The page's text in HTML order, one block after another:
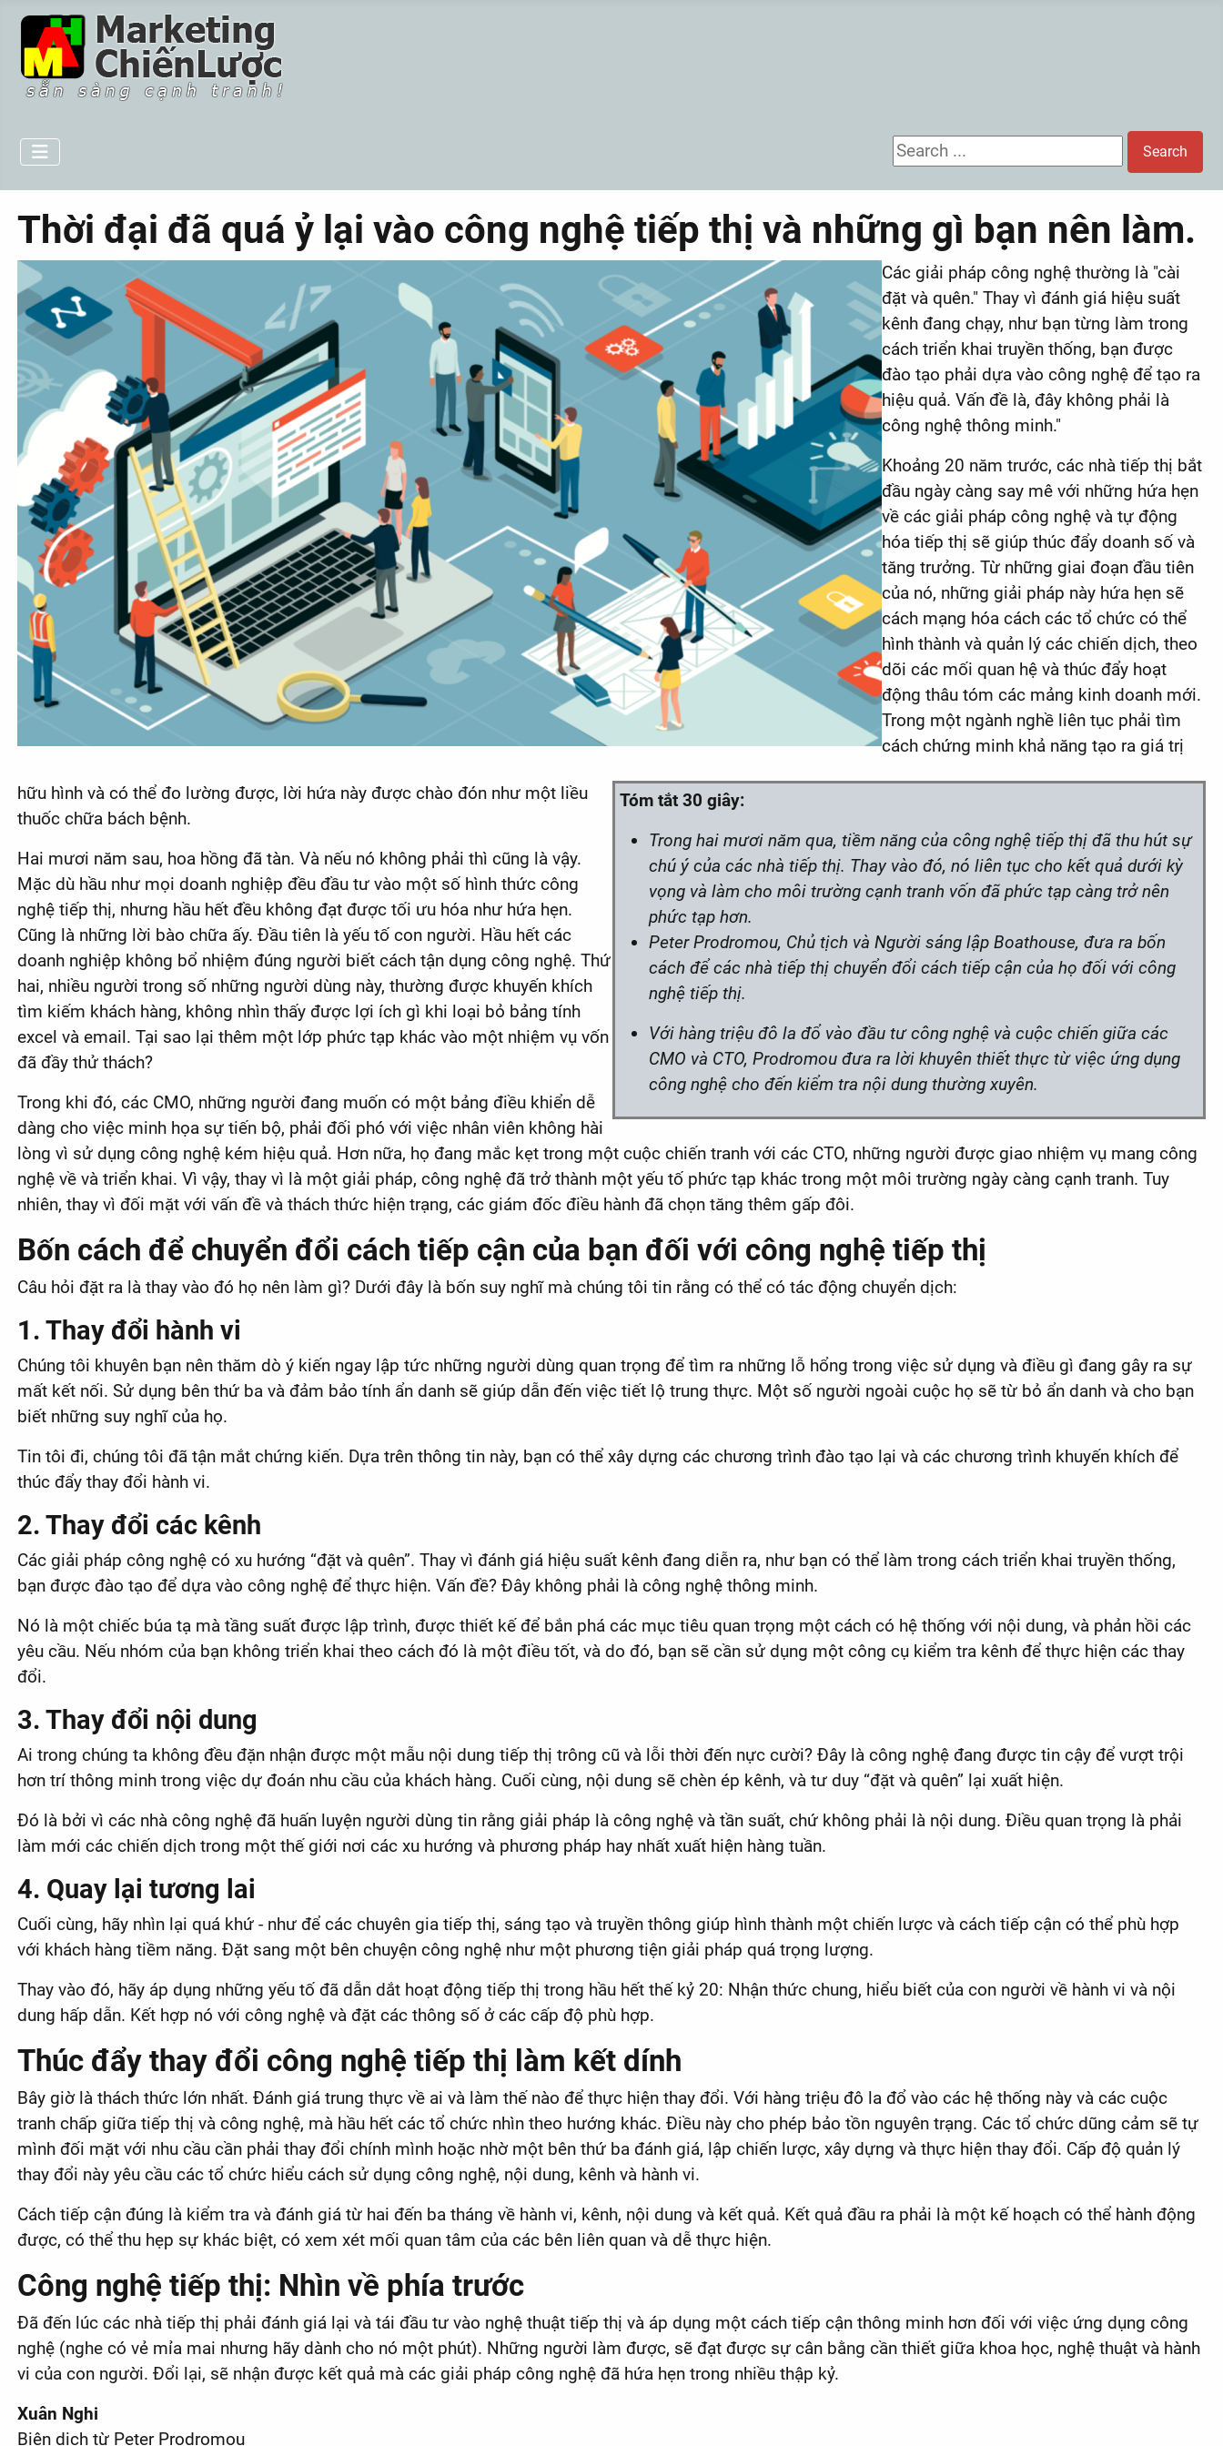
Search ... Search
Thời đại đã quá ỷ lại vào công nghệ tiếp thị và những gì bạn nên làm.
Các giải pháp công nghệ thường là "cài
đặt và quên." Thay vì đánh giá hiệu suất
kênh đang chạy, như bạn từng làm trong
cách triển khai truyền thống, bạn được
đào tạo phải dựa vào công nghệ để tạo ra
hiệu quả. Vấn đề là, đây không phải là
công nghệ thông minh."
Tóm tắt 30 giây:
Trong hai mươi năm qua, tiềm năng của công nghệ tiếp thị đã thu hút sự
chú ý của các nhà tiếp thị. Thay vào đó, nó liên tục cho kết quả dưới kỳ
vọng và làm cho môi trường cạnh tranh vốn đã phức tạp càng trở nên
phức tạp hơn.
Peter Prodromou, Chủ tịch và Người sáng lập Boathouse, đưa ra bốn
cách để các nhà tiếp thị chuyển đổi cách tiếp cận của họ đối với công
nghệ tiếp thị.
Với hàng triệu đô la đổ vào đầu tư công nghệ và cuộc chiến giữa các
CMO và CTO, Prodromou đưa ra lời khuyên thiết thực từ việc ứng dụng
công nghệ cho đến kiểm tra nội dung thường xuyên.
Khoảng 20 năm trước, các nhà tiếp thị bắt
đầu ngày càng say mê với những hứa hẹn
về các giải pháp công nghệ và tự động
hóa tiếp thị sẽ giúp thúc đẩy doanh số và
tăng trưởng. Từ những giai đoạn đầu tiên
của nó, những giải pháp này hứa hẹn sẽ
cách mạng hóa cách các tổ chức có thể
hình thành và quản lý các chiến dịch, theo
dõi các mối quan hệ và thúc đẩy hoạt
động thâu tóm các mảng kinh doanh mới.
Trong một ngành nghề liên tục phải tìm
cách chứng minh khả năng tạo ra giá trị
hữu hình và có thể đo lường được, lời hứa này được chào đón như một liều
thuốc chữa bách bệnh.
Hai mươi năm sau, hoa hồng đã tàn. Và nếu nó không phải thì cũng là vậy.
Mặc dù hầu như mọi doanh nghiệp đều đầu tư vào một số hình thức công
nghệ tiếp thị, nhưng hầu hết đều không đạt được tối ưu hóa như hứa hẹn.
Cũng là những lời bào chữa ấy. Đầu tiên là yếu tố con người. Hầu hết các
doanh nghiệp không bổ nhiệm đúng người biết cách tận dụng công nghệ. Thứ
hai, nhiều người trong số những người dùng này, thường được khuyến khích
tìm kiếm khách hàng, không nhìn thấy được lợi ích gì khi loại bỏ bảng tính
excel và email. Tại sao lại thêm một lớp phức tạp khác vào một nhiệm vụ vốn
đã đầy thử thách?
Trong khi đó, các CMO, những người đang muốn có một bảng điều khiển dễ
dàng cho việc minh họa sự tiến bộ, phải đối phó với việc nhân viên không hài
lòng vì sử dụng công nghệ kém hiệu quả. Hơn nữa, họ đang mắc kẹt trong một cuộc chiến tranh với các CTO, những người được giao nhiệm vụ mang công
nghệ về và triển khai. Vì vậy, thay vì là một giải pháp, công nghệ đã trở thành một yếu tố phức tạp khác trong một môi trường ngày càng cạnh tranh. Tuy
nhiên, thay vì đối mặt với vấn đề và thách thức hiện trạng, các giám đốc điều hành đã chọn tăng thêm gấp đôi.
Bốn cách để chuyển đổi cách tiếp cận của bạn đối với công nghệ tiếp thị
Câu hỏi đặt ra là thay vào đó họ nên làm gì? Dưới đây là bốn suy nghĩ mà chúng tôi tin rằng có thể có tác động chuyển dịch:
1. Thay đổi hành vi
Chúng tôi khuyên bạn nên thăm dò ý kiến ​​ngay lập tức những người dùng quan trọng để tìm ra những lỗ hổng trong việc sử dụng và điều gì đang gây ra sự
mất kết nối. Sử dụng bên thứ ba và đảm bảo tính ẩn danh sẽ giúp dẫn đến việc tiết lộ trung thực. Một số người ngoài cuộc họ sẽ từ bỏ ẩn danh và cho bạn
biết những suy nghĩ của họ.
Tin tôi đi, chúng tôi đã tận mắt chứng kiến. Dựa trên thông tin này, bạn có thể xây dựng các chương trình đào tạo lại và các chương trình khuyến khích để
thúc đẩy thay đổi hành vi.
2. Thay đổi các kênh
Các giải pháp công nghệ có xu hướng “đặt và quên”. Thay vì đánh giá hiệu suất kênh đang diễn ra, như bạn có thể làm trong cách triển khai truyền thống,
bạn được đào tạo để dựa vào công nghệ để thực hiện. Vấn đề? Đây không phải là công nghệ thông minh.
Nó là một chiếc búa tạ mà tầng suất được lập trình, được thiết kế để bắn phá các mục tiêu quan trọng một cách có hệ thống với nội dung, và phản hồi các
yêu cầu. Nếu nhóm của bạn không triển khai theo cách đó là một điều tốt, và do đó, bạn sẽ cần sử dụng một công cụ kiểm tra kênh để thực hiện các thay
đổi.
3. Thay đổi nội dung
Ai trong chúng ta không đều đặn nhận được một mẫu nội dung tiếp thị trông cũ và lỗi thời đến nực cười? Đây là công nghệ đang được tin cậy để vượt trội
hơn trí thông minh trong việc dự đoán nhu cầu của khách hàng. Cuối cùng, nội dung sẽ chèn ép kênh, và tư duy “đặt và quên” lại xuất hiện.
Đó là bởi vì các nhà công nghệ đã huấn luyện người dùng tin rằng giải pháp là công nghệ và tần suất, chứ không phải là nội dung. Điều quan trọng là phải
làm mới các chiến dịch trong một thế giới nơi các xu hướng và phương pháp hay nhất xuất hiện hàng tuần.
4. Quay lại tương lai
Cuối cùng, hãy nhìn lại quá khứ - như để các chuyên gia tiếp thị, sáng tạo và truyền thông giúp hình thành một chiến lược và cách tiếp cận có thể phù hợp
với khách hàng tiềm năng. Đặt sang một bên chuyện công nghệ như một phương tiện giải pháp quá trọng lượng.
Thay vào đó, hãy áp dụng những yếu tố đã dẫn dắt hoạt động tiếp thị trong hầu hết thế kỷ 20: Nhận thức chung, hiểu biết của con người về hành vi và nội
dung hấp dẫn. Kết hợp nó với công nghệ và đặt các thông số ở các cấp độ phù hợp.
Thúc đẩy thay đổi công nghệ tiếp thị làm kết dính
Bây giờ là thách thức lớn nhất. Đánh giá trung thực về ai và làm thế nào để thực hiện thay đổi. Với hàng triệu đô la đổ vào các hệ thống này và các cuộc
tranh chấp giữa tiếp thị và công nghệ, mà hầu hết các tổ chức nhìn theo hướng khác. Điều này cho phép bảo tồn nguyên trạng. Các tổ chức dũng cảm sẽ tự
mình đối mặt với nhu cầu cần phải thay đổi chính mình hoặc nhờ một bên thứ ba đánh giá, lập chiến lược, xây dựng và thực hiện thay đổi. Cấp độ quản lý
thay đổi này yêu cầu các tổ chức hiểu cách sử dụng công nghệ, nội dung, kênh và hành vi.
Cách tiếp cận đúng là kiểm tra và đánh giá từ hai đến ba tháng về hành vi, kênh, nội dung và kết quả. Kết quả đầu ra phải là một kế hoạch có thể hành động
được, có thể thu hẹp sự khác biệt, có xem xét mối quan tâm của các bên liên quan và dễ thực hiện.
Công nghệ tiếp thị: Nhìn về phía trước
Đã đến lúc các nhà tiếp thị phải đánh giá lại và tái đầu tư vào nghệ thuật tiếp thị và áp dụng một cách tiếp cận thông minh hơn đối với việc ứng dụng công
nghệ (nghe có vẻ mỉa mai nhưng hãy dành cho nó một phút). Những người làm được, sẽ đạt được sự cân bằng cần thiết giữa khoa học, nghệ thuật và hành
vi của con người. Đổi lại, sẽ nhận được kết quả mà các giải pháp công nghệ đã hứa hẹn trong nhiều thập kỷ.
Xuân Nghi
Biên dịch từ Peter Prodromou